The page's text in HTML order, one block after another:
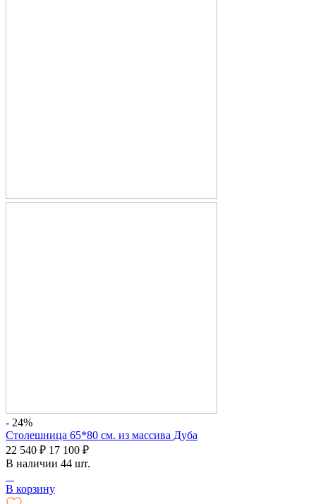
- 24%
Столешница 65*80 см. из массива Дуба
22 540 ₽ 17 100 ₽
В наличии 44 шт.
В корзину